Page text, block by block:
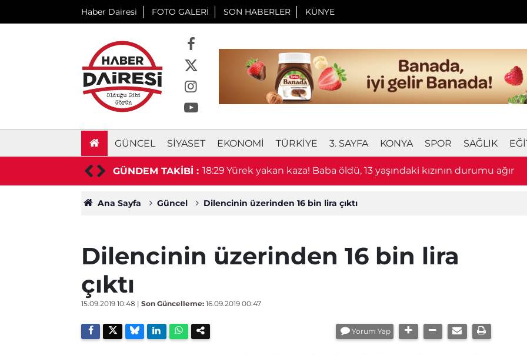
Haber Dairesi FOTO GALERİ SON HABERLER KÜNYE
GÜNCEL SIYASET EKONOMI TÜRKIYE 3. SAYFA KONYA SPOR SAĞLIK
GÜNDEM TAKİBİ :
kızının durumu ağır 18:18 Teksas değil Konya! Lüks araçla milyonluk soygunun görüntüleri
Ana Sayfa Güncel Dilencinin üzerinden 16 bin lira çıktı
Dilencinin üzerinden 16 bin lira
çıktı
15.09.2019 10:48 | Son Güncelleme: 16.09.2019 00:47
Yorum Yap